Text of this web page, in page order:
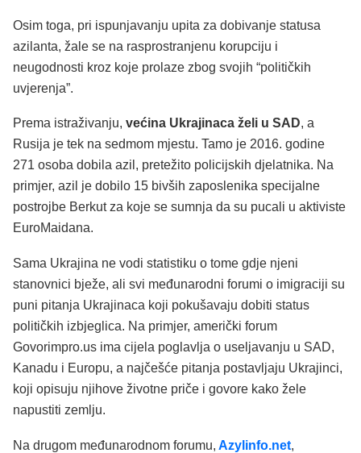
Osim toga, pri ispunjavanju upita za dobivanje statusa
azilanta, žale se na rasprostranjenu korupciju i
neugodnosti kroz koje prolaze zbog svojih “političkih
uvjerenja”.
Prema istraživanju, većina Ukrajinaca želi u SAD, a
Rusija je tek na sedmom mjestu. Tamo je 2016. godine
271 osoba dobila azil, pretežito policijskih djelatnika. Na
primjer, azil je dobilo 15 bivših zaposlenika specijalne
postrojbe Berkut za koje se sumnja da su pucali u aktiviste
EuroMaidana.
Sama Ukrajina ne vodi statistiku o tome gdje njeni
stanovnici bježe, ali svi međunarodni forumi o imigraciji su
puni pitanja Ukrajinaca koji pokušavaju dobiti status
političkih izbjeglica. Na primjer, američki forum
Govorimpro.us ima cijela poglavlja o useljavanju u SAD,
Kanadu i Europu, a najčešće pitanja postavljaju Ukrajinci,
koji opisuju njihove životne priče i govore kako žele
napustiti zemlju.
Na drugom međunarodnom forumu, Azylinfo.net,